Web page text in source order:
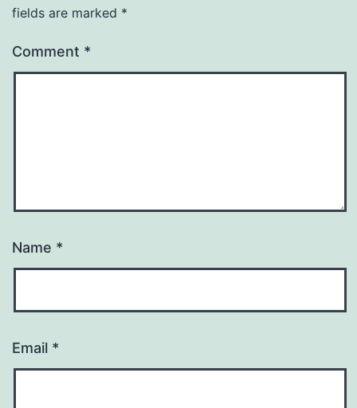
fields are marked *
Comment *
Name *
Email *